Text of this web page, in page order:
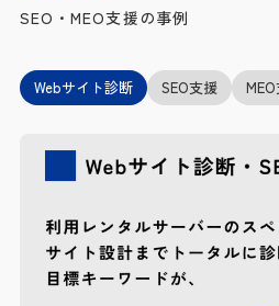
SEO・MEO支援の事例
Webサイト診断 SEO支援